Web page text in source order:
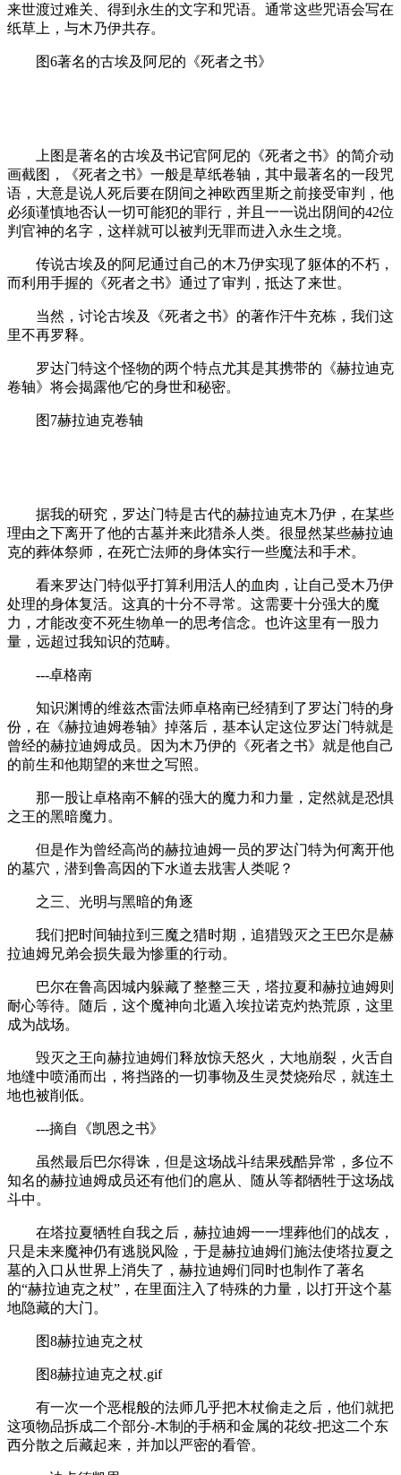
来世渡过难关、得到永生的文字和咒语。通常这些咒语会写在
纸草上，与木乃伊共存。
图6著名的古埃及阿尼的《死者之书》
上图是著名的古埃及书记官阿尼的《死者之书》的简介动
画截图，《死者之书》一般是草纸卷轴，其中最著名的一段咒
语，大意是说人死后要在阴间之神欧西里斯之前接受审判，他
必须谨慎地否认一切可能犯的罪行，并且一一说出阴间的42位
判官神的名字，这样就可以被判无罪而进入永生之境。
传说古埃及的阿尼通过自己的木乃伊实现了躯体的不朽，
而利用手握的《死者之书》通过了审判，抵达了来世。
当然，讨论古埃及《死者之书》的著作汗牛充栋，我们这
里不再罗释。
罗达门特这个怪物的两个特点尤其是其携带的《赫拉迪克
卷轴》将会揭露他/它的身世和秘密。
图7赫拉迪克卷轴
据我的研究，罗达门特是古代的赫拉迪克木乃伊，在某些
理由之下离开了他的古墓并来此猎杀人类。很显然某些赫拉迪
克的葬体祭师，在死亡法师的身体实行一些魔法和手术。
看来罗达门特似乎打算利用活人的血肉，让自己受木乃伊
处理的身体复活。这真的十分不寻常。这需要十分强大的魔
力，才能改变不死生物单一的思考信念。也许这里有一股力
量，远超过我知识的范畴。
---卓格南
知识渊博的维兹杰雷法师卓格南已经猜到了罗达门特的身
份，在《赫拉迪姆卷轴》掉落后，基本认定这位罗达门特就是
曾经的赫拉迪姆成员。因为木乃伊的《死者之书》就是他自己
的前生和他期望的来世之写照。
那一股让卓格南不解的强大的魔力和力量，定然就是恐惧
之王的黑暗魔力。
但是作为曾经高尚的赫拉迪姆一员的罗达门特为何离开他
的墓穴，潜到鲁高因的下水道去戕害人类呢？
之三、光明与黑暗的角逐
我们把时间轴拉到三魔之猎时期，追猎毁灭之王巴尔是赫
拉迪姆兄弟会损失最为惨重的行动。
巴尔在鲁高因城内躲藏了整整三天，塔拉夏和赫拉迪姆则
耐心等待。随后，这个魔神向北遁入埃拉诺克灼热荒原，这里
成为战场。
毁灭之王向赫拉迪姆们释放惊天怒火，大地崩裂，火舌自
地缝中喷涌而出，将挡路的一切事物及生灵焚烧殆尽，就连土
地也被削低。
---摘自《凯恩之书》
虽然最后巴尔得诛，但是这场战斗结果残酷异常，多位不
知名的赫拉迪姆成员还有他们的扈从、随从等都牺牲于这场战
斗中。
在塔拉夏牺牲自我之后，赫拉迪姆一一埋葬他们的战友，
只是未来魔神仍有逃脱风险，于是赫拉迪姆们施法使塔拉夏之
墓的入口从世界上消失了，赫拉迪姆们同时也制作了著名
的“赫拉迪克之杖”，在里面注入了特殊的力量，以打开这个墓
地隐藏的大门。
图8赫拉迪克之杖
图8赫拉迪克之杖.gif
有一次一个恶棍般的法师几乎把木杖偷走之后，他们就把
这项物品拆成二个部分-木制的手柄和金属的花纹-把这二个东
西分散之后藏起来，并加以严密的看管。